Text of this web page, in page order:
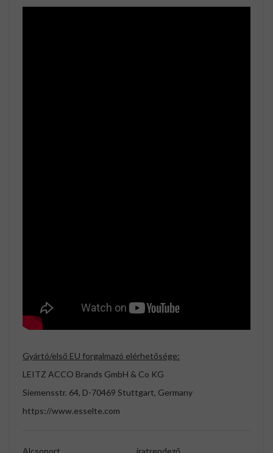
Gyártó/első EU forgalmazó elérhetősége:
LEITZ ACCO Brands GmbH & Co KG
Siemensstr. 64, D-70469 Stuttgart, Germany
https://www.esselte.com